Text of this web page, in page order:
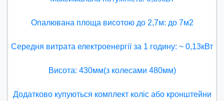
Опалювана площа висотою до 2,7м: до 7м2
Середня витрата електроенергії за 1 годину: ~ 0,13кВт
Висота: 430мм(з колесами 480мм)
Додатково купуються комплект коліс або кронштейни